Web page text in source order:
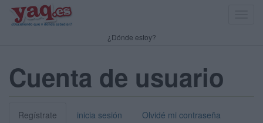
¿Dónde estoy?
Cuenta de usuario
Regístrate inicia sesión Olvidé mi contraseña